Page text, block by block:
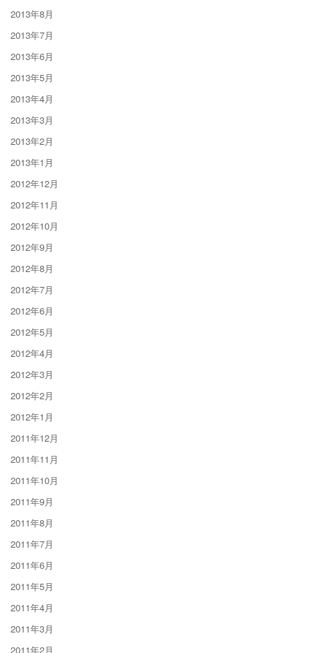
2013年8月
2013年7月
2013年6月
2013年5月
2013年4月
2013年3月
2013年2月
2013年1月
2012年12月
2012年11月
2012年10月
2012年9月
2012年8月
2012年7月
2012年6月
2012年5月
2012年4月
2012年3月
2012年2月
2012年1月
2011年12月
2011年11月
2011年10月
2011年9月
2011年8月
2011年7月
2011年6月
2011年5月
2011年4月
2011年3月
2011年2月